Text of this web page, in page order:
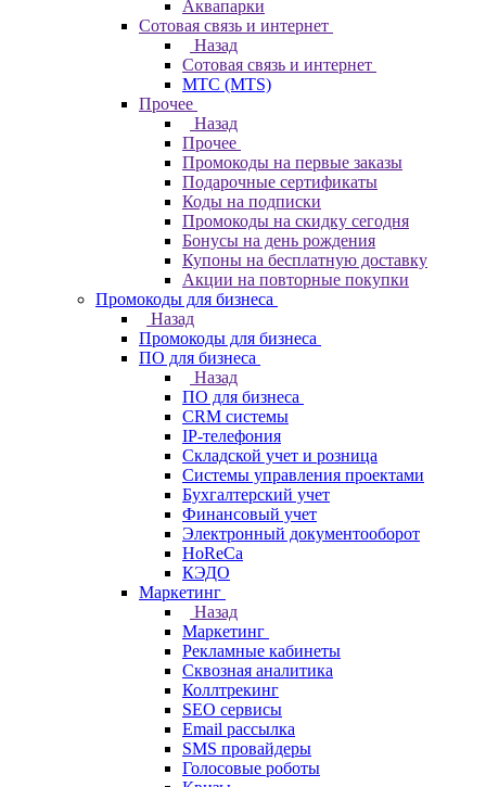
Аквапарки
Сотовая связь и интернет
Назад
Сотовая связь и интернет
МТС (MTS)
Прочее
Назад
Прочее
Промокоды на первые заказы
Подарочные сертификаты
Коды на подписки
Промокоды на скидку сегодня
Бонусы на день рождения
Купоны на бесплатную доставку
Акции на повторные покупки
Промокоды для бизнеса
Назад
Промокоды для бизнеса
ПО для бизнеса
Назад
ПО для бизнеса
CRM системы
IP-телефония
Складской учет и розница
Системы управления проектами
Бухгалтерский учет
Финансовый учет
Электронный документооборот
HoReCa
КЭДО
Маркетинг
Назад
Маркетинг
Рекламные кабинеты
Cквозная аналитика
Коллтрекинг
SEO сервисы
Email расcылка
SMS провайдеры
Голосовые роботы